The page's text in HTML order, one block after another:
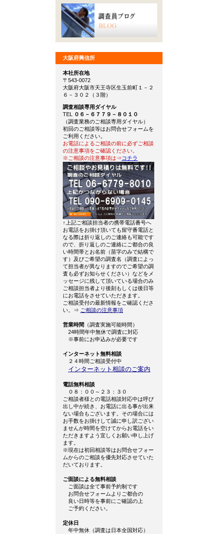
大阪府興信所
本社所在地
〒543-0072
大阪府大阪市天王寺区生玉前町１－２
６－３０２（３階）
調査相談専用ダイヤル
TEL
０６－６７７９－８０１０
（調査業務のご相談専用ダイヤル）
初回のご相談等はお問合せフォームを
ご利用ください。
お電話によるご相談の前に必ずご相談
の注意事項をご確認ください。
※ご相談の注意事項は⇒ コチラ
↑上記ご相談担当者の携帯電話番号へ
お電話をお掛け頂いても留守番電話と
なる際は折り返しのご連絡も可能です
ので、折り返しのご連絡にご都合の良
い時間帯とお名前（苗字のみで結構で
す）及びご希望の調査名（調査によっ
て担当者が異なりますのでご希望の調
査も必ずお知らせください）などをメ
ッセージに残して頂いている場合のみ
ご相談担当者より後刻もしくは後日等
にお電話をさせていただきます。
ご相談受付の最新情報をご確認くださ
い。⇒ ご相談の注意事項
営業時間 （調査実施可能時間）
24時間年中無休で調査に対応
※事前にお申込みが必要です
インターネット無料相談
２４時間ご相談受付中
インターネット相談のご案内
電話無料相談
０８：００～２３：３０
ご相談者様との電話相談対応中は呼び
出し中が続き、お電話に出る事が出来
ない場合もございます。その場合には
お手数をお掛けして誠に申し訳ござい
ませんが時間を空けてからお電話をい
ただきますよう宜しくお願い申し上げ
ます。
※現在は初回相談等はお問合せフォー
ムからのご相談を優先対応させていた
だいております。
ご面談による無料相談
ご面談は全て事前予約制です
お問合せフォームよりご都合の
良い日時等を事前にご確認の上
ご予約ください。
定休日
年中無休（調査は日本全国対応）